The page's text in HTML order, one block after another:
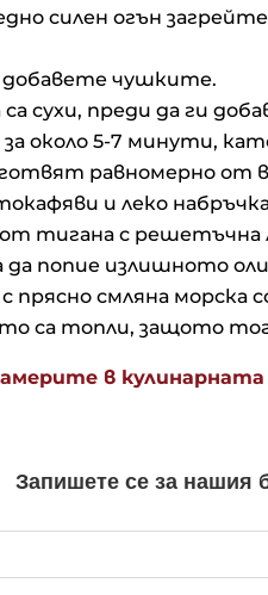
силен огън
добавете чушките.
сухи, преди да ги
около 5-7 минути,
равномерно от
и леко
тигана с решетъчна
да попие излишното
смляна морска
са топли, защото
в кулинарната